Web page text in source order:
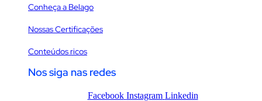
Conheça a Belago
Nossas Certificações
Conteúdos ricos
Nos siga nas redes
Facebook Instagram Linkedin